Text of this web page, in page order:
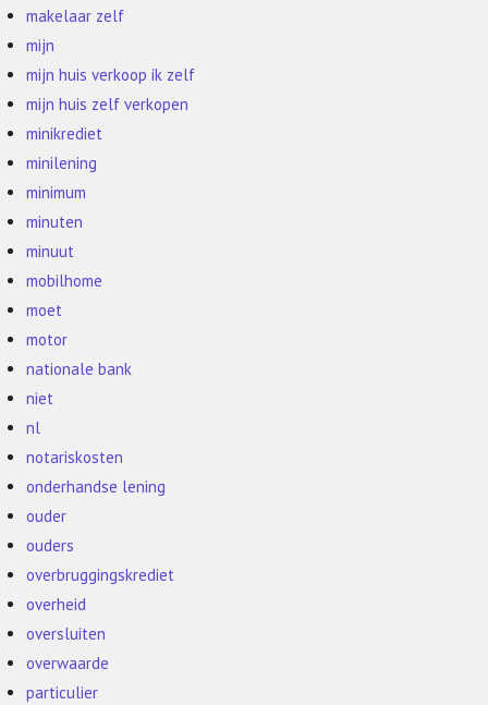
makelaar zelf
mijn
mijn huis verkoop ik zelf
mijn huis zelf verkopen
minikrediet
minilening
minimum
minuten
minuut
mobilhome
moet
motor
nationale bank
niet
nl
notariskosten
onderhandse lening
ouder
ouders
overbruggingskrediet
overheid
oversluiten
overwaarde
particulier